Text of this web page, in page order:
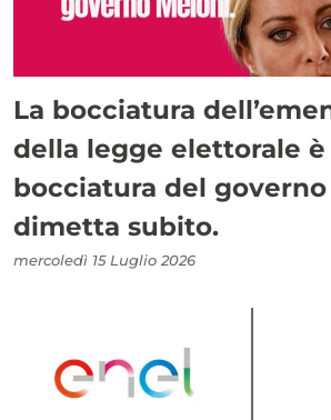
La bocciatura
della legge elettorale è
bocciatura del governo
dimetta subito.
mercoledì 15 Luglio 2026